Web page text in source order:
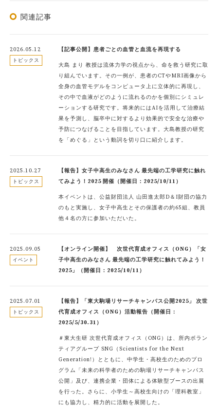
関連記事
2026.05.12
トピックス
【記事公開】患者ごとの血管と血流を再現する
大島 まり 教授は流体力学の視点から、命を救う研究に取
り組んでいます。その一例が、患者のCTやMRI画像から
全身の血管モデルをコンピュータ上に立体的に再現し、
その中で血液がどのように流れるのかを個別にシミュレ
ーションする研究です。将来的にはAIを活用して治療結
果を予測し、脳卒中に対するより効果的で安全な治療や
予防につなげることを目指しています。大島教授の研究
を「めぐる」という動詞を切り口に紹介します。
2025.10.27
トピックス
【報告】女子中高生のみなさん 最先端の工学研究に触れ
てみよう！2025 開催（開催日：2025/10/11）
本イベントは、公益財団法人 山田進太郎D＆I財団の協力
のもと実施し、女子中高生とその保護者の約65組、教員
他４名の方に参加いただいた。
2025.09.05
イベント
【オンライン開催】 次世代育成オフィス（ONG）「女
子中高生のみなさん 最先端の工学研究に触れてみよう！
2025」（開催日：2025/10/11）
2025.07.01
トピックス
【報告】「東大駒場リサーチキャンパス公開2025」 次世
代育成オフィス（ONG）活動報告（開催日：
2025/5/30.31）
＃東大生研 次世代育成オフィス（ONG）は、所内ボラン
ティアグループ SNG（Scientists for the Next
Generation!）とともに、中学生・高校生のためのプロ
グラム「未来の科学者のための駒場リサーチキャンパス
公開」及び、連携企業・団体による体験型ブースの出展
を行った。さらに、小学生～高校生向けの「理科教室」
にも協力し、精力的に活動を展開した。